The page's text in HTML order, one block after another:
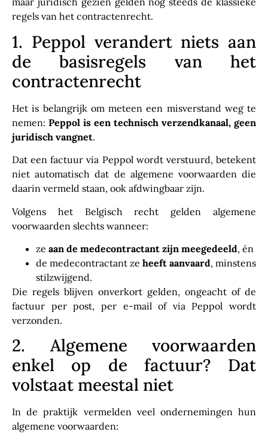
regels van het contractenrecht.
1. Peppol verandert niets aan
de basisregels van het
contractenrecht
Het is belangrijk om meteen een misverstand weg te
nemen: Peppol is een technisch verzendkanaal, geen
juridisch vangnet.
Dat een factuur via Peppol wordt verstuurd, betekent
niet automatisch dat de algemene voorwaarden die
daarin vermeld staan, ook afdwingbaar zijn.
Volgens het Belgisch recht gelden algemene
voorwaarden slechts wanneer:
ze aan de medecontractant zijn meegedeeld, én
de medecontractant ze heeft aanvaard, minstens
stilzwijgend.
Die regels blijven onverkort gelden, ongeacht of de
factuur per post, per e-mail of via Peppol wordt
verzonden.
2. Algemene voorwaarden
enkel op de factuur? Dat
volstaat meestal niet
In de praktijk vermelden veel ondernemingen hun
algemene voorwaarden: